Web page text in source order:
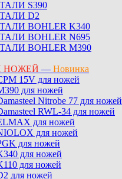
S390
D2
BOHLER K340
BOHLER N695
BOHLER M390
НОЖЕЙ — Новинка
15V для ножей
для ножей
Nitrobe 77 для ножей
RWL-34 для ножей
для ножей
для ножей
для ножей
для ножей
для ножей
для ножей